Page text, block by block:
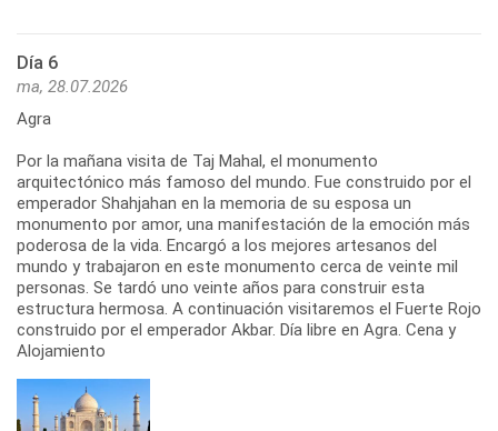
Día 6
ma, 28.07.2026
Agra
Por la mañana visita de Taj Mahal, el monumento
arquitectónico más famoso del mundo. Fue construido por el
emperador Shahjahan en la memoria de su esposa un
monumento por amor, una manifestación de la emoción más
poderosa de la vida. Encargó a los mejores artesanos del
mundo y trabajaron en este monumento cerca de veinte mil
personas. Se tardó uno veinte años para construir esta
estructura hermosa. A continuación visitaremos el Fuerte Rojo
construido por el emperador Akbar. Día libre en Agra. Cena y
Alojamiento